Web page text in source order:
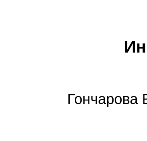
Гончарова